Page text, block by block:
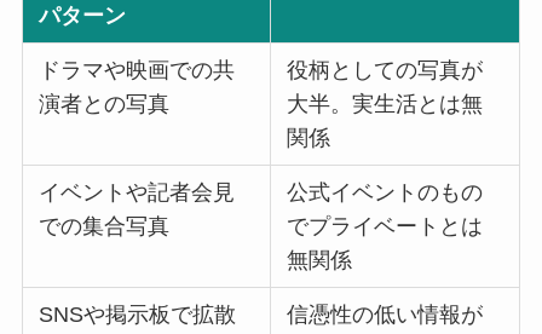
パターン
ドラマや映画での共
演者との写真
役柄としての写真が
大半。実生活とは無
関係
イベントや記者会見
での集合写真
公式イベントのもの
でプライベートとは
無関係
SNSや掲示板で拡散
信憑性の低い情報が